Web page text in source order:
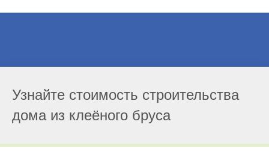
Узнайте стоимость строительства
дома из клеёного бруса